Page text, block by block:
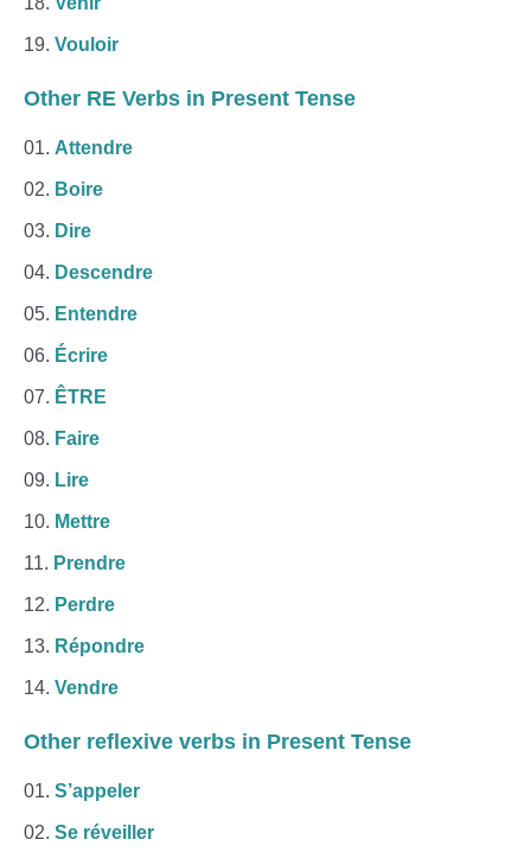
Vouloir
Other RE Verbs in Present Tense
Attendre
Boire
Dire
Descendre
Entendre
Écrire
ÊTRE
Faire
Lire
Mettre
Prendre
Perdre
Répondre
Vendre
Other reflexive verbs in Present Tense
S’appeler
Se réveiller